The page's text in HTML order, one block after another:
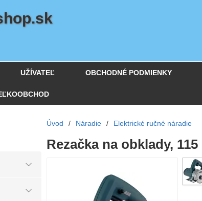
UŽÍVATEĽ OBCHODNÉ PODMIENKY
Úvod / Náradie / Elektrické ručné náradie
Rezačka na obklady,